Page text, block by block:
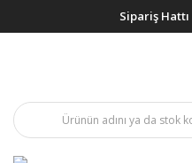
Sipariş Hattı